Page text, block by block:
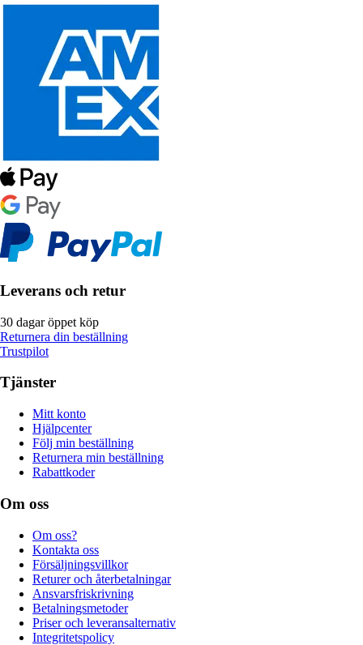
Leverans och retur
30 dagar öppet köp
Returnera din beställning
Trustpilot
Tjänster
Mitt konto
Hjälpcenter
Följ min beställning
Returnera min beställning
Rabattkoder
Om oss
Om oss?
Kontakta oss
Försäljningsvillkor
Returer och återbetalningar
Ansvarsfriskrivning
Betalningsmetoder
Priser och leveransalternativ
Integritetspolicy